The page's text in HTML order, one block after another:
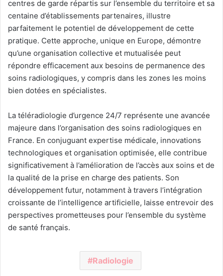
centres de garde répartis sur l’ensemble du territoire et sa
centaine d’établissements partenaires, illustre
parfaitement le potentiel de développement de cette
pratique. Cette approche, unique en Europe, démontre
qu’une organisation collective et mutualisée peut
répondre efficacement aux besoins de permanence des
soins radiologiques, y compris dans les zones les moins
bien dotées en spécialistes.
La téléradiologie d’urgence 24/7 représente une avancée
majeure dans l’organisation des soins radiologiques en
France. En conjuguant expertise médicale, innovations
technologiques et organisation optimisée, elle contribue
significativement à l’amélioration de l’accès aux soins et de
la qualité de la prise en charge des patients. Son
développement futur, notamment à travers l’intégration
croissante de l’intelligence artificielle, laisse entrevoir des
perspectives prometteuses pour l’ensemble du système
de santé français.
Radiologie